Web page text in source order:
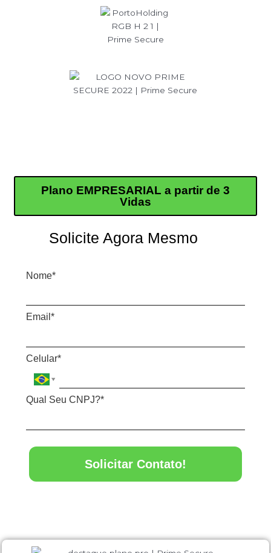
Plano EMPRESARIAL a partir de 3
Vidas
Solicite Agora Mesmo
Nome*
Email*
Celular*
Qual Seu CNPJ?*
Solicitar Contato!